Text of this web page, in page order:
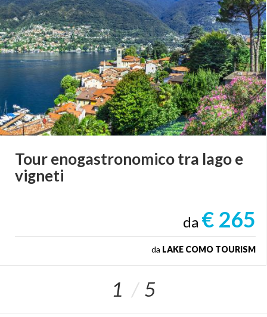
Tourenogastronomicotra lagoe
vigneti
da € 265
da LAKE COMO TOURISM
1 5